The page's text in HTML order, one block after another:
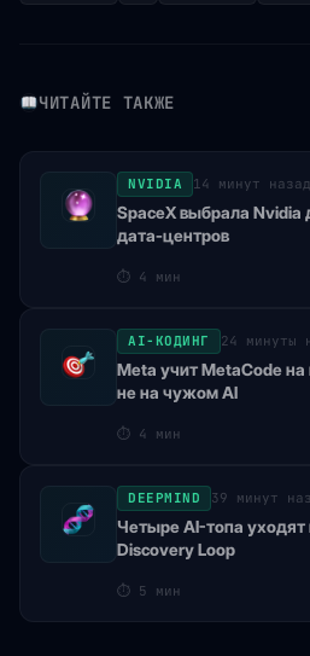
ЧИТАЙТЕ ТАКЖЕ
NVIDIA 14 минут назад
SpaceX выбрала
дата-центров
⏱ 4 мин
AI-КОДИНГ 24 минуты
Meta учит MetaCode
не на чужом AI
⏱ 4 мин
DEEPMIND 39 минут
Четыре AI-топа уходят
Discovery Loop
⏱ 5 мин